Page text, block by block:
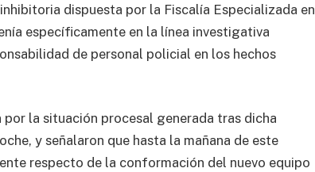
dispuesta por la Fiscalía Especializada en
específicamente en la línea investigativa
de personal policial en los hechos
la situación procesal generada tras dicha
y señalaron que hasta la mañana de este
respecto de la conformación del nuevo equipo